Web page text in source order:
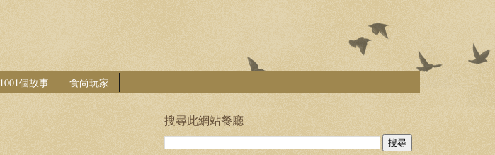
1001個故事 食尚玩家
搜尋此網站餐廳